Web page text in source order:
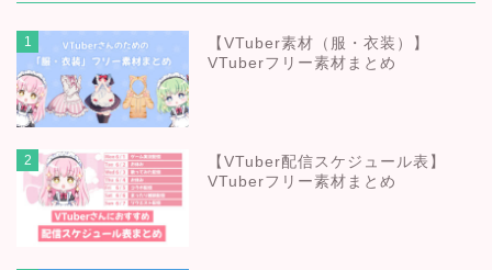
1
【VTuber素材（服・衣装）】
VTuberフリー素材まとめ
2
【VTuber配信スケジュール表】
VTuberフリー素材まとめ